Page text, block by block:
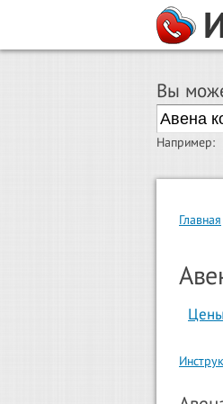
Вы
Например:
Главная
Цены